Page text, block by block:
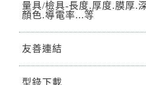
量具/檢具-長度.厚度.膜厚.
顏色.導電率...等
友善連結
型錄下載